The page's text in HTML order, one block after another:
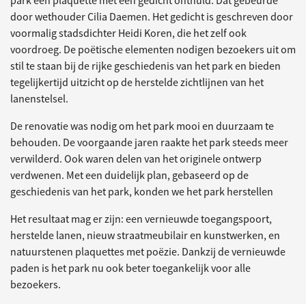
door wethouder Cilia Daemen. Het gedicht is geschreven door
voormalig stadsdichter Heidi Koren, die het zelf ook
voordroeg. De poëtische elementen nodigen bezoekers uit om
stil te staan bij de rijke geschiedenis van het park en bieden
tegelijkertijd uitzicht op de herstelde zichtlijnen van het
lanenstelsel.
De renovatie was nodig om het park mooi en duurzaam te
behouden. De voorgaande jaren raakte het park steeds meer
verwilderd. Ook waren delen van het originele ontwerp
verdwenen. Met een duidelijk plan, gebaseerd op de
geschiedenis van het park, konden we het park herstellen
Het resultaat mag er zijn: een vernieuwde toegangspoort,
herstelde lanen, nieuw straatmeubilair en kunstwerken, en
natuurstenen plaquettes met poëzie. Dankzij de vernieuwde
paden is het park nu ook beter toegankelijk voor alle
bezoekers.